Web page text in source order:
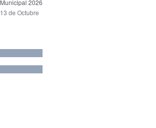
Municipal 2026
13 de Octubre